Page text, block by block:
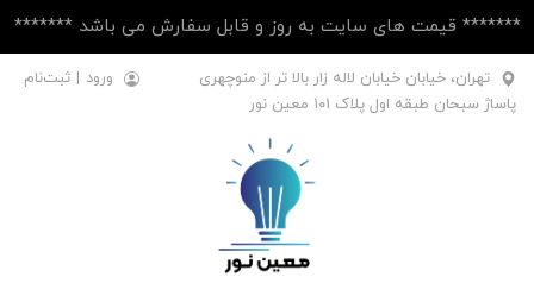
******* قیمت های سایت به روز و قابل سفارش می باشد *******
تهران، خیابان خیابان لاله زار بالا تر از منوچهری
پاساژ سبحان طبقه اول پلاک ۱۰1 معین نور
ورود | ثبت‌نام